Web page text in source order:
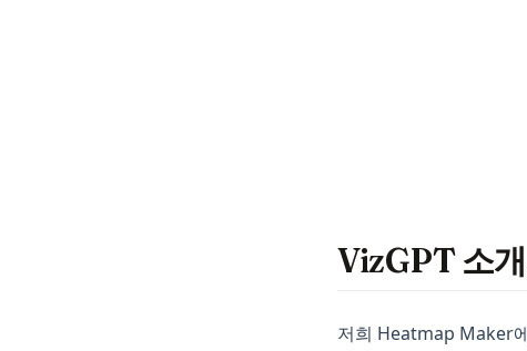
VizGPT 소
저희 Heatmap Maker